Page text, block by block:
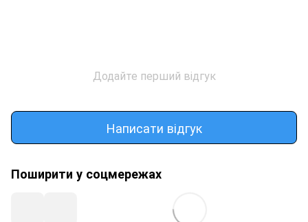
Додайте перший відгук
Написати відгук
Поширити у соцмережах